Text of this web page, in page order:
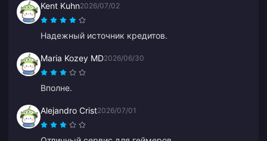
Kent Kuhn2026/07/02
Надежный источник кредитов.
Maria Kozey MD2026/06/30
Вполне.
Alejandro Crist2026/07/01